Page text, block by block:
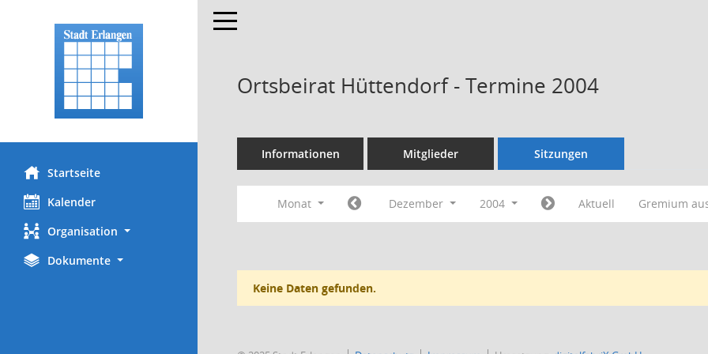
Startseite
Kalender
Organisation
Dokumente
Toggle navigation
Ortsbeirat Hüttendorf - Termine 2004
Informationen Mitglieder Sitzungen
Monat Dezember 2004 Aktuell Gremium
Keine Daten gefunden.